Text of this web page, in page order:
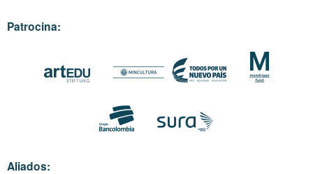
Patrocina:
Aliados: